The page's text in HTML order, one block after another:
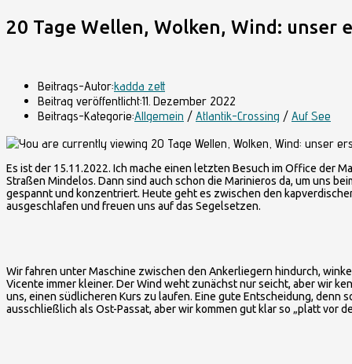
20 Tage Wellen, Wolken, Wind: unser
Beitrags-Autor:kadda zett
Beitrag veröffentlicht:11. Dezember 2022
Beitrags-Kategorie:Allgemein / Atlantik-Crossing / Auf See
Es ist der 15.11.2022. Ich mache einen letzten Besuch im Office der
Straßen Mindelos. Dann sind auch schon die Marinieros da, um uns
gespannt und konzentriert. Heute geht es zwischen den
ausgeschlafen und freuen uns auf das Segelsetzen.
Wir fahren unter Maschine zwischen den Ankerliegern hindurch,
Vicente immer kleiner. Der Wind weht zunächst nur seicht, aber wir
uns, einen südlicheren Kurs zu laufen. Eine gute Entscheidung, denn
ausschließlich als Ost-Passat, aber wir kommen gut klar so „platt vor